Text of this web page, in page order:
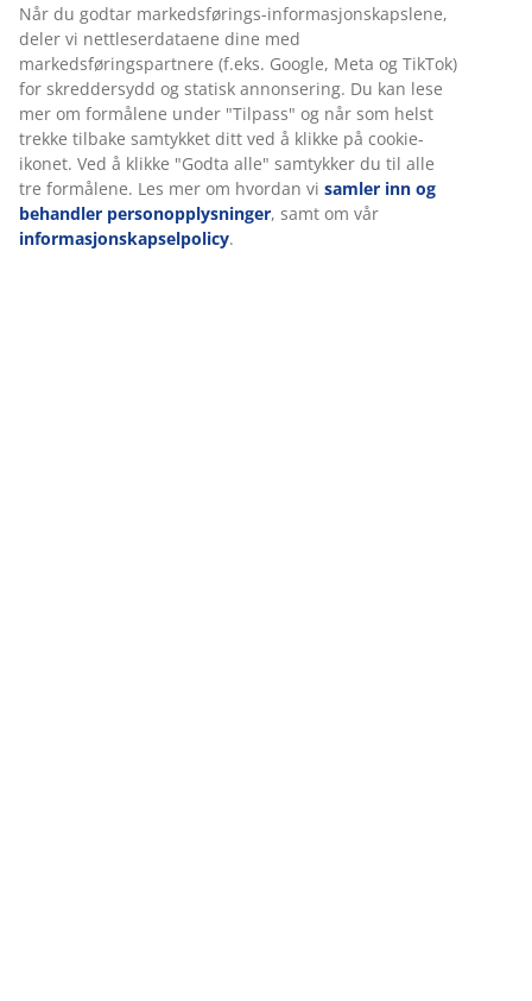
Eksklusiv hagepute med slitesterkt, strukturvevd trekk.
Til stolsete. 48x49x6 cm
Varenr.: 3726232
Når du godtar markedsførings-informasjonskapslene,
deler vi nettleserdataene dine med
markedsføringspartnere (f.eks. Google, Meta og TikTok)
for skreddersydd og statisk annonsering. Du kan lese
mer om formålene under "Tilpass" og når som helst
trekke tilbake samtykket ditt ved å klikke på cookie-
ikonet. Ved å klikke "Godta alle" samtykker du til alle
tre formålene. Les mer om hvordan vi samler inn og
behandler personopplysninger, samt om vår
informasjonskapselpolicy.